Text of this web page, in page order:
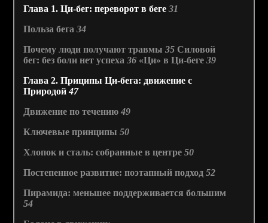
Глава 1. Ци-бег: переворот в беге 31
Польза бега 34
Почему люди получают травмы 35 Силовой
бег: без боли нет успеха 36 «Ци» в Ци-беге 39
Глава 2. Приципы Ци-бега: движение с
Природой 47
Движение по течению 49
Ключевые принципы 50
Хлопок и сталь: собранные в центре 50
Постепенное развитие: поэтапный подход 52
Пирамида: меньшее поддерживается большим
54